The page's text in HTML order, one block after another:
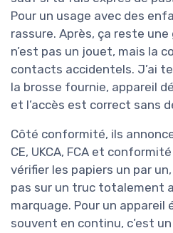
Pour un usage avec des
rassure. Après, ça reste
n’est pas un jouet, mais la
contacts accidentels. J’ai
la brosse fournie, appareil
et l’accès est correct sans
Côté conformité, ils
CE, UKCA, FCA et
vérifier les papiers un par
pas sur un truc totalement
marquage. Pour un
souvent en continu, c’est